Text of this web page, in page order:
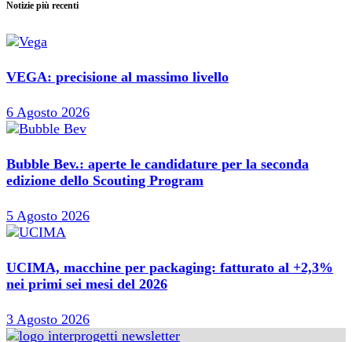
Notizie più recenti
VEGA: precisione al massimo livello
6 Agosto 2026
Bubble Bev.: aperte le candidature per la seconda
edizione dello Scouting Program
5 Agosto 2026
UCIMA, macchine per packaging: fatturato al +2,3%
nei primi sei mesi del 2026
3 Agosto 2026